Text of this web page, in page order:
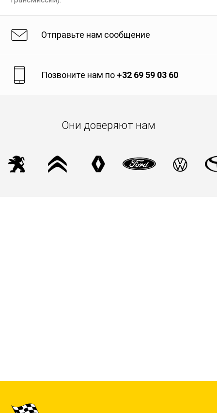
Отправьте нам сообщение
Позвоните нам по +32 69 59 03 60
Они доверяют нам